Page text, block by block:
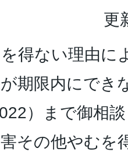
更
得ない理由に
期限内にでき
）まで御相
その他やむを